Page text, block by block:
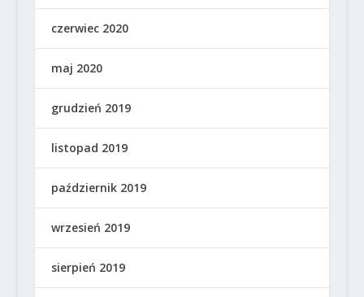
czerwiec 2020
maj 2020
grudzień 2019
listopad 2019
październik 2019
wrzesień 2019
sierpień 2019